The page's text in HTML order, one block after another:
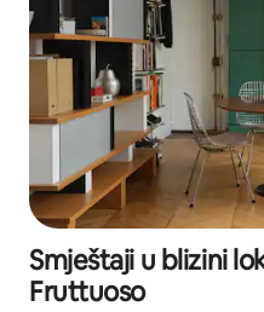
Smještaji u blizini
Fruttuoso